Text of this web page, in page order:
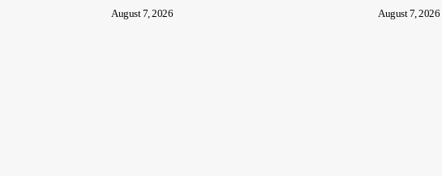
August 7, 2026 August 7, 2026